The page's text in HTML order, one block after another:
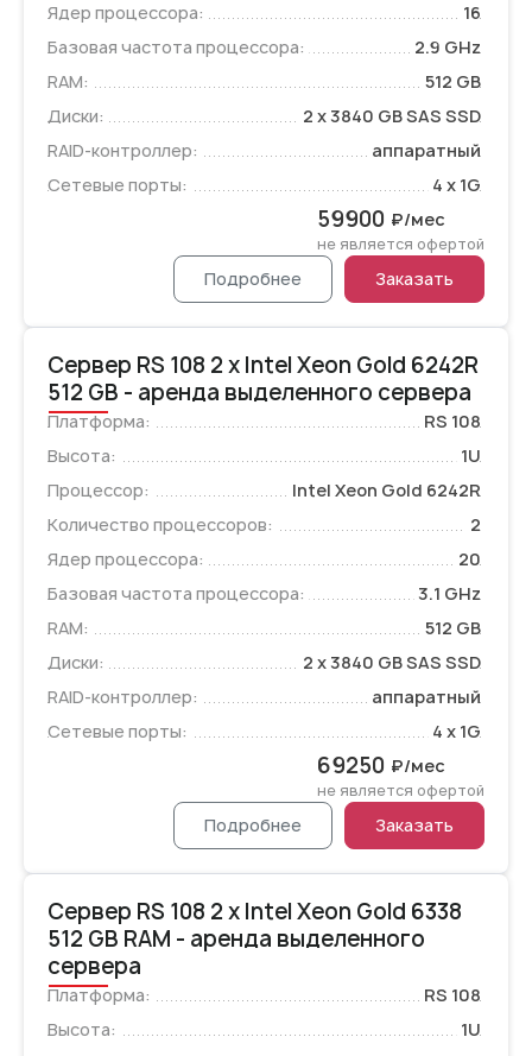
Ядер процессора:
16
Базовая частота процессора:
2.9 GHz
RAM:
512 GB
Диски:
2 x 3840 GB SAS SSD
RAID-контроллер:
аппаратный
Сетевые порты:
4 x 1G
59900 ₽/мес
не является офертой
Подробнее Заказать
Сервер RS 108 2 x Intel Xeon Gold 6242R
512 GB - аренда выделенного сервера
Платформа:
RS 108
Высота:
1U
Процессор:
Intel Xeon Gold 6242R
Количество процессоров:
2
Ядер процессора:
20
Базовая частота процессора:
3.1 GHz
RAM:
512 GB
Диски:
2 x 3840 GB SAS SSD
RAID-контроллер:
аппаратный
Сетевые порты:
4 x 1G
69250 ₽/мес
не является офертой
Подробнее Заказать
Сервер RS 108 2 x Intel Xeon Gold 6338
512 GB RAM - аренда выделенного
сервера
Платформа:
RS 108
Высота:
1U